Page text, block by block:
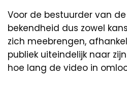
Voor de bestuurder van
bekendheid dus zowel
zich meebrengen,
publiek uiteindelijk naar
hoe lang de video in